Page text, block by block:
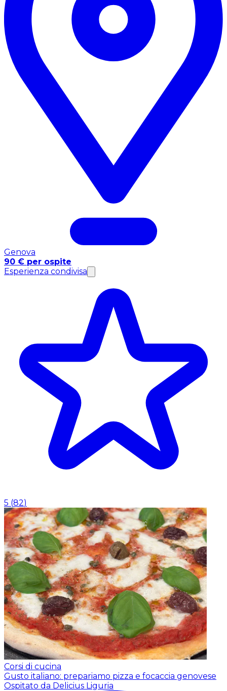
Genova
90 € per ospite
Esperienza condivisa
5 (82)
Corsi di cucina
Gusto italiano: prepariamo pizza e focaccia genovese
Ospitato da Delicius Liguria